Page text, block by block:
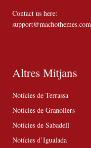
Contact us here:
support@machothemes.com
Altres Mitjans
Notícies de Terrassa
Notícies de Granollers
Notícies de Sabadell
Notícies d’Igualada